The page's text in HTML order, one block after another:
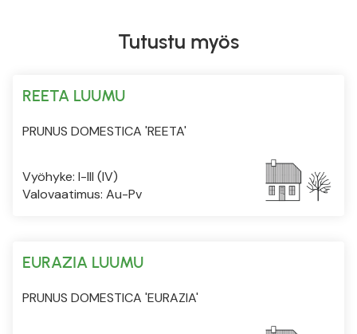
Tutustu myös
REETA LUUMU
PRUNUS DOMESTICA 'REETA'
Vyöhyke: I-III (IV)
Valovaatimus: Au-Pv
EURAZIA LUUMU
PRUNUS DOMESTICA 'EURAZIA'